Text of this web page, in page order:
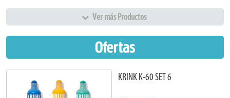
Ver más Productos
Ofertas
KRINK K-60 SET 6